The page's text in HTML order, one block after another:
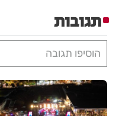
תגובות
הוסיפו תגובה